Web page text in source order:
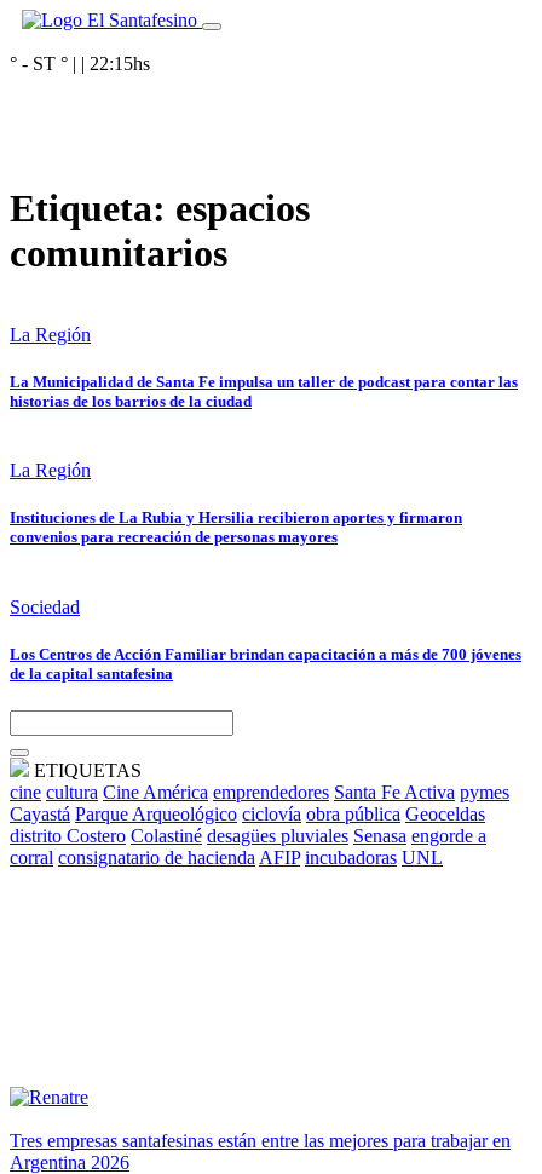
° - ST ° | | 22:15hs
Etiqueta: espacios
comunitarios
La Región
La Municipalidad de Santa Fe impulsa un taller de podcast para contar las
historias de los barrios de la ciudad
La Región
Instituciones de La Rubia y Hersilia recibieron aportes y firmaron
convenios para recreación de personas mayores
Sociedad
Los Centros de Acción Familiar brindan capacitación a más de 700 jóvenes
de la capital santafesina
ETIQUETAS
cine cultura Cine América emprendedores Santa Fe Activa pymes
Cayastá Parque Arqueológico ciclovía obra pública Geoceldas
distrito Costero Colastiné desagües pluviales Senasa engorde a
corral consignatario de hacienda AFIP incubadoras UNL
Tres empresas santafesinas están entre las mejores para trabajar en
Argentina 2026